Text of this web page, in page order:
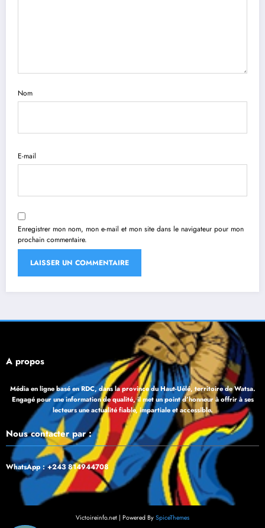
Nom
E-mail
Enregistrer mon nom, mon e-mail et mon site dans le navigateur pour mon
prochain commentaire.
À propos
Média en ligne basé en RDC, dans la province du Haut-Uélé, territoire de Watsa.
Engagé pour une information de qualité, il met un point d’honneur à offrir à ses
lecteurs une actualité fiable, impartiale et accessible.
Nous contacter par :
WhatsApp : +243 814944708
Victoireinfo.net | Powered By SpiceThemes